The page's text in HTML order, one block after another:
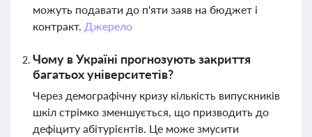
можуть подавати до п'яти заяв на бюджет і
контракт. Джерело
Чому в Україні прогнозують закриття
багатьох університетів?
Через демографічну кризу кількість випускників
шкіл стрімко зменшується, що призводить до
дефіциту абітурієнтів. Це може змусити